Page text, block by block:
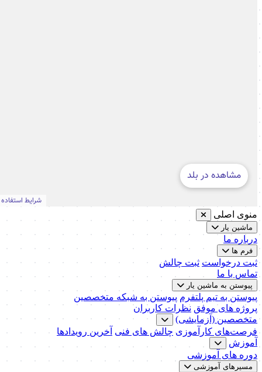
منوی اصلی
ماشین یار
درباره ما
فرم ها
ثبت درخواست ثبت چالش
تماس با ما
پیوستن به ماشین یار
پیوستن به تیم پلتفرم پیوستن به شبکه متخصصین
پروژه های موفق نظرات کاربران
متخصصین (آزمایشی)
فرصت‌های کارآموزی چالش های فنی آخرین رویدادها
آموزش
دوره های آموزشی
مسیرهای آموزشی